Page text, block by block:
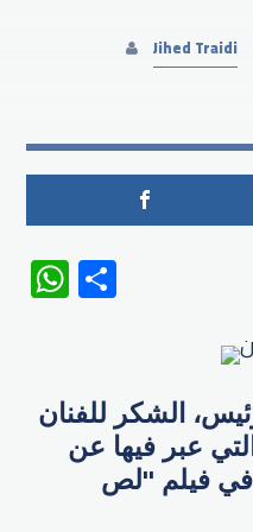
Jihed Traidi
WhatsApp
الشكر للفنان
عبر فيها عن
في فيلم "لص